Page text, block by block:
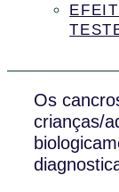
Os
crianças/